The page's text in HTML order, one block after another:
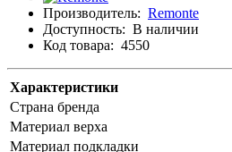
Производитель: Remonte
Доступность: В наличии
Код товара: 4550
Характеристики
Страна бренда
Материал верха
Материал подкладки